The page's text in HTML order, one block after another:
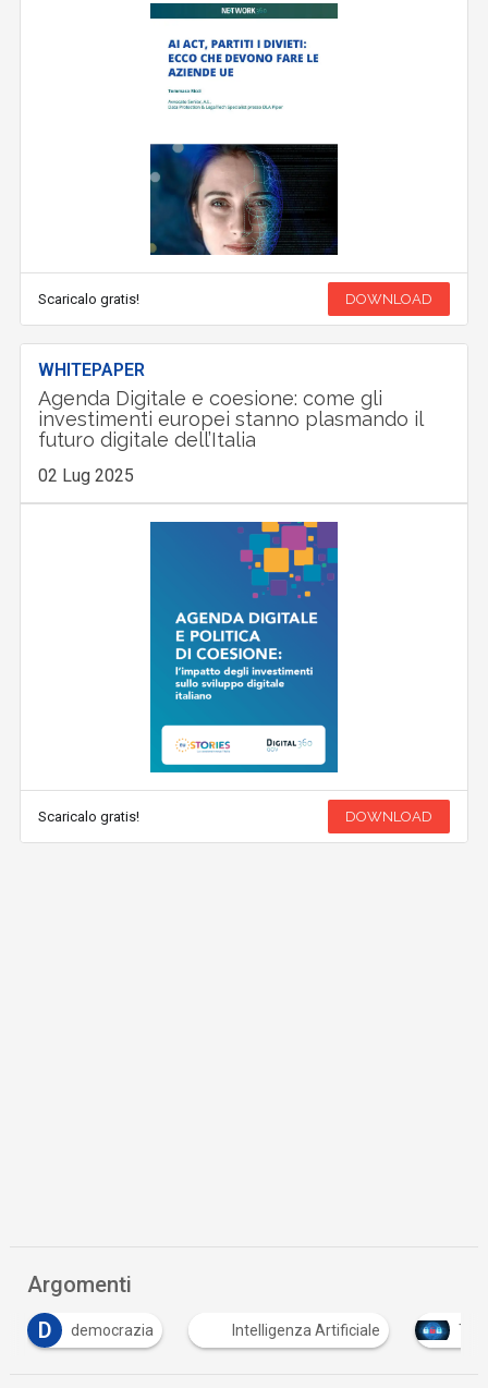
Scaricalo gratis! DOWNLOAD
WHITEPAPER
Agenda Digitale e coesione: come gli
investimenti europei stanno plasmando il
futuro digitale dell’Italia
02 Lug 2025
Scaricalo gratis! DOWNLOAD
Argomenti
Intelligenza Artificiale Tutto su Cyber Security